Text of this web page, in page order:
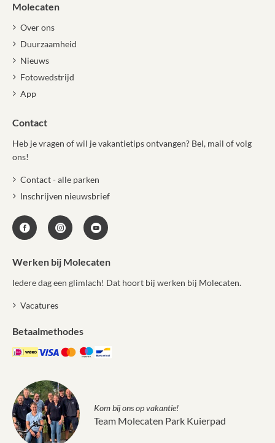
Molecaten
Over ons
Duurzaamheid
Nieuws
Fotowedstrijd
App
Contact
Heb je vragen of wil je vakantietips ontvangen? Bel, mail of volg
ons!
Contact - alle parken
Inschrijven nieuwsbrief
Werken bij Molecaten
Iedere dag een glimlach! Dat hoort bij werken bij Molecaten.
Vacatures
Betaalmethodes
Kom bij ons op vakantie!
Team Molecaten Park Kuierpad